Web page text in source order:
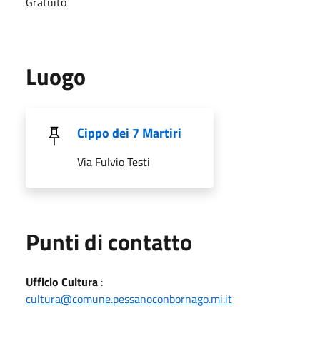
Luogo
Cippo dei 7 Martiri
Via Fulvio Testi
Punti di contatto
Ufficio Cultura :
cultura@comune.pessanoconbornago.mi.it